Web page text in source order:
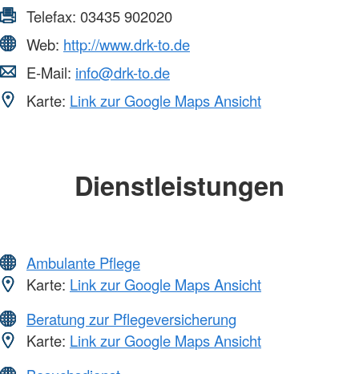
Telefax: 03435 902020
Web: http://www.drk-to.de
E-Mail: info@drk-to.de
Karte: Link zur Google Maps Ansicht
Dienstleistungen
Ambulante Pflege
Karte: Link zur Google Maps Ansicht
Beratung zur Pflegeversicherung
Karte: Link zur Google Maps Ansicht